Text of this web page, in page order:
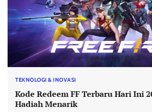
TEKNOLOGI & INOVASI
Kode Redeem FF Terbaru Hari Ini
Hadiah Menarik